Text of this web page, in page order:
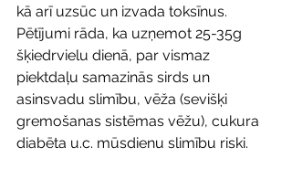
kā arī uzsūc un izvada toksīnus.
Pētījumi rāda, ka uzņemot 25-35g
šķiedrvielu dienā, par vismaz
piektdaļu samazinās sirds un
asinsvadu slimību, vēža (sevišķi
gremošanas sistēmas vēžu), cukura
diabēta u.c. mūsdienu slimību riski.